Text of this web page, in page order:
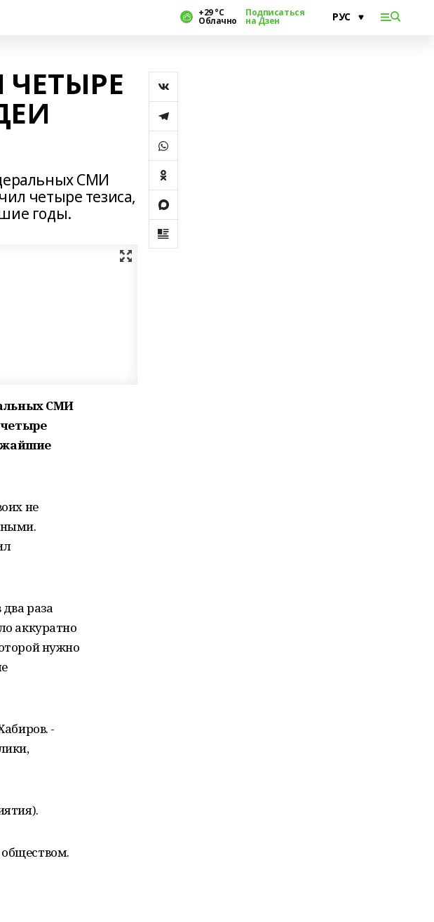
+29 °С
Облачно
Подписаться
на Дзен
СМИ
четыре тезиса,
годы.
СМИ
не
раза
аккуратно
нужно
-